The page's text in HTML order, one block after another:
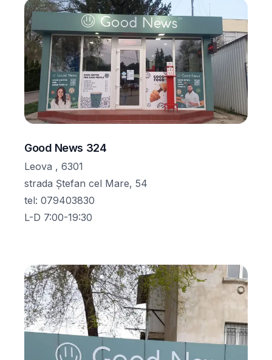
Good News 324
Leova , 6301
strada Ștefan cel Mare, 54
tel: 079403830
L-D 7:00-19:30